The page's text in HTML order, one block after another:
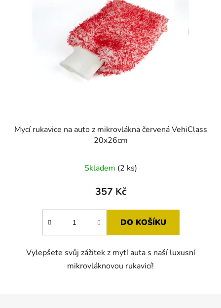
Mycí rukavice na auto z mikrovlákna červená VehiClass
20x26cm
hodnocení
produktu
5,0
hvězdiček.
Skladem (2 ks)
357 Kč
DO KOŠÍKU
Vylepšete svůj zážitek z mytí auta s naší luxusní
mikrovláknovou rukavicí!